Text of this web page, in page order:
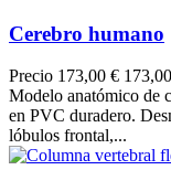
Cerebro humano
Precio 173,00 €
Modelo anatómico de
en PVC duradero.
lóbulos frontal,...